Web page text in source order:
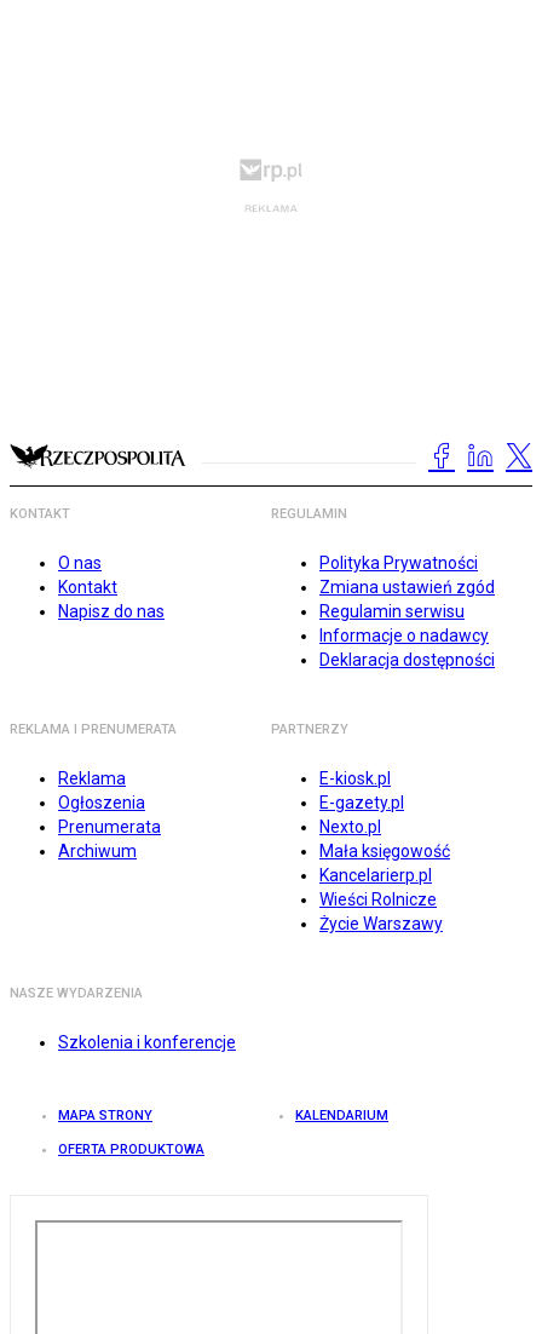
KONTAKT
O nas
Kontakt
Napisz do nas
REGULAMIN
Polityka Prywatności
Zmiana ustawień zgód
Regulamin serwisu
Informacje o nadawcy
Deklaracja dostępności
REKLAMA I PRENUMERATA
Reklama
Ogłoszenia
Prenumerata
Archiwum
PARTNERZY
E-kiosk.pl
E-gazety.pl
Nexto.pl
Mała księgowość
Kancelarierp.pl
Wieści Rolnicze
Życie Warszawy
NASZE WYDARZENIA
Szkolenia i konferencje
MAPA STRONY KALENDARIUM
OFERTA PRODUKTOWA